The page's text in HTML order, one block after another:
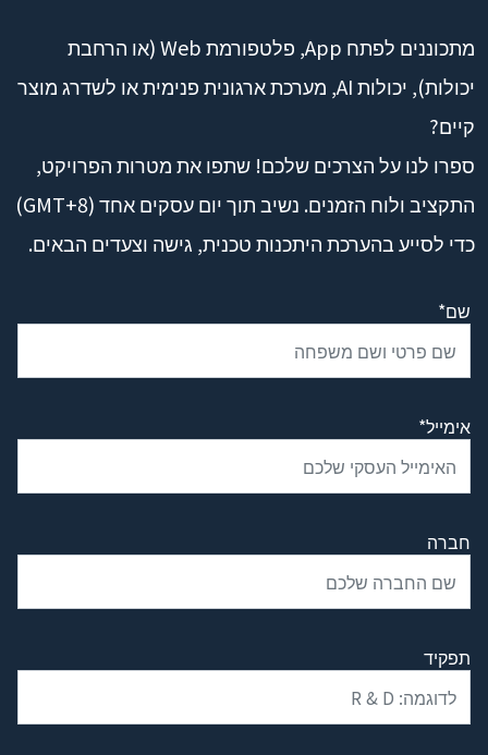
מתכוננים לפתח App, פלטפורמת Web (או הרחבת
יכולות), יכולות AI, מערכת ארגונית פנימית או לשדרג מוצר
קיים?
ספרו לנו על הצרכים שלכם! שתפו את מטרות הפרויקט,
התקציב ולוח הזמנים. נשיב תוך יום עסקים אחד (GMT+8)
כדי לסייע בהערכת היתכנות טכנית, גישה וצעדים הבאים.
שם*
אימייל*
חברה
תפקיד